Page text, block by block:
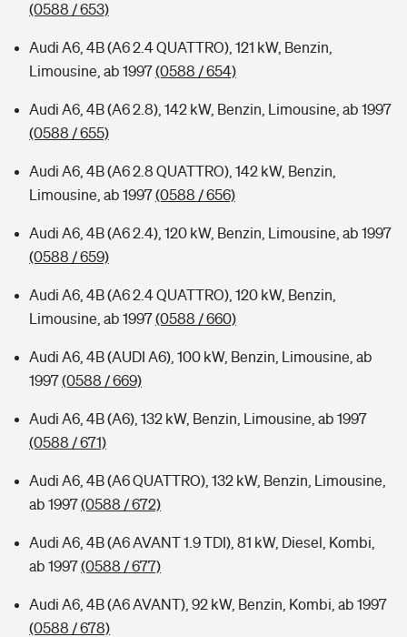
(0588 / 653)
Audi A6, 4B (A6 2.4 QUATTRO), 121 kW, Benzin,
Limousine, ab 1997(0588 / 654)
Audi A6, 4B (A6 2.8), 142 kW, Benzin, Limousine, ab 1997
(0588 / 655)
Audi A6, 4B (A6 2.8 QUATTRO), 142 kW, Benzin,
Limousine, ab 1997(0588 / 656)
Audi A6, 4B (A6 2.4), 120 kW, Benzin, Limousine, ab 1997
(0588 / 659)
Audi A6, 4B (A6 2.4 QUATTRO), 120 kW, Benzin,
Limousine, ab 1997(0588 / 660)
Audi A6, 4B (AUDI A6), 100 kW, Benzin, Limousine, ab
1997(0588 / 669)
Audi A6, 4B (A6), 132 kW, Benzin, Limousine, ab 1997
(0588 / 671)
Audi A6, 4B (A6 QUATTRO), 132 kW, Benzin, Limousine,
ab 1997(0588 / 672)
Audi A6, 4B (A6 AVANT 1.9 TDI), 81 kW, Diesel, Kombi,
ab 1997(0588 / 677)
Audi A6, 4B (A6 AVANT), 92 kW, Benzin, Kombi, ab 1997
(0588 / 678)